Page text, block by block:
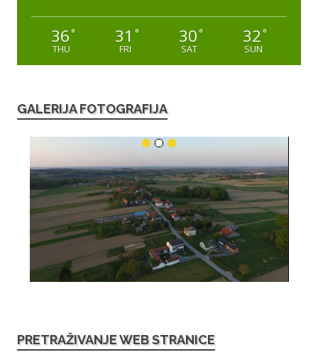
36°
THU
31 °
FRI
30°
SAT
32°
SUN
GALERIJA FOTOGRAFIJA
PRETRAŽIVANJE WEB STRANICE